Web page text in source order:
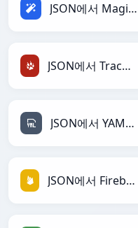
JSON에서 Magic로
JSON에서 TracWiki로
JSON에서 YAML로
JSON에서 Firebase로